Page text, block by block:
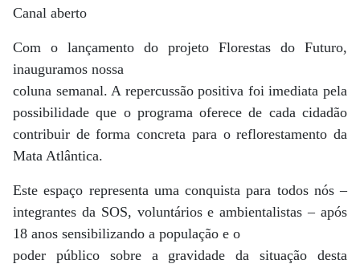
Canal aberto
Com o lançamento do projeto Florestas do Futuro,
inauguramos nossa
coluna semanal. A repercussão positiva foi imediata pela
possibilidade que o programa oferece de cada cidadão
contribuir de forma concreta para o reflorestamento da
Mata Atlântica.
Este espaço representa uma conquista para todos nós –
integrantes da SOS, voluntários e ambientalistas – após
18 anos sensibilizando a população e o
poder público sobre a gravidade da situação desta